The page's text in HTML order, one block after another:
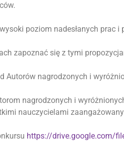
poziom nadesłanych prac
zapoznać się z tymi
Autorów nagrodzonych i
nagrodzonych i
nauczycielami
https://drive.google.com/